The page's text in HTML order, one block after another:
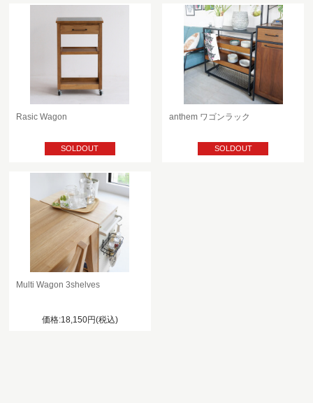
Rasic Wagon
SOLDOUT
anthem ワゴンラック
SOLDOUT
Multi Wagon 3shelves
価格:18,150円(税込)